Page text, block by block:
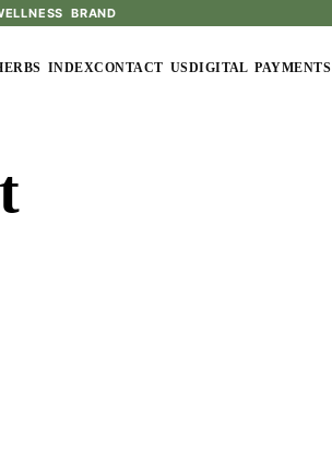
BRAND
INDEXCONTACT USDIGITAL PAYMENTS